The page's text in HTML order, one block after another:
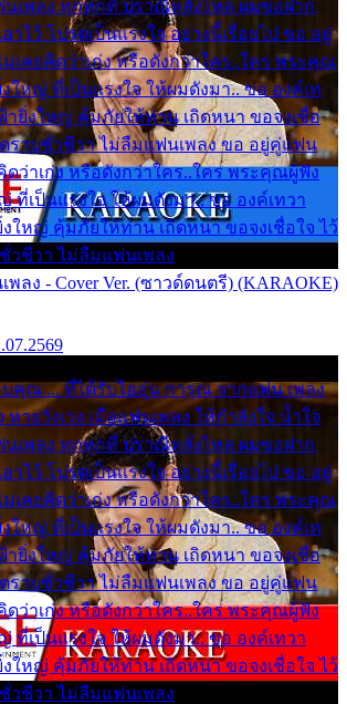
นเพลง ทุกทุกที่ ปราณีหลั่งไหล ผมขอฝาก
าไว้ โปรดเป็นแรงใจ อย่างนี้เรื่อยไป ขอ อยู่
เคยคิดว่าเก่ง หรือดังกว่าใคร..ใคร พระคุณ
ใหญ่ ที่เป็นแรงใจ ให้ผมดังมา.. ขอ องค์เท
ายิ่งใหญ่ คุ้มภัยให้ท่าน เถิดหนา ขอจงเชื่อ
ตราบชั่วชีวา ไม่ลืมแฟนเพลง ขอ อยู่คู่แฟน
ดว่าเก่ง หรือดังกว่าใคร..ใคร พระคุณผู้ฟัง
ที่เป็นแรงใจ ให้ผมดังมา.. ขอ องค์เทวา
ใหญ่ คุ้มภัยให้ท่าน เถิดหนา ขอจงเชื่อใจ ไว้
วชีวา ไม่ลืมแฟนเพลง
ลง - Cover Ver. (ซาวด์ดนตรี) (KARAOKE)
คุณ.... ที่ได้รับไออุ่น การุณ จากแฟน เพลง
ายวังเวง เมื่อแฟนเพลง ให้กำลังใจ น้ำใจ
นเพลง ทุกทุกที่ ปราณีหลั่งไหล ผมขอฝาก
าไว้ โปรดเป็นแรงใจ อย่างนี้เรื่อยไป ขอ อยู่
เคยคิดว่าเก่ง หรือดังกว่าใคร..ใคร พระคุณ
ใหญ่ ที่เป็นแรงใจ ให้ผมดังมา.. ขอ องค์เท
ายิ่งใหญ่ คุ้มภัยให้ท่าน เถิดหนา ขอจงเชื่อ
ตราบชั่วชีวา ไม่ลืมแฟนเพลง ขอ อยู่คู่แฟน
ดว่าเก่ง หรือดังกว่าใคร..ใคร พระคุณผู้ฟัง
ที่เป็นแรงใจ ให้ผมดังมา.. ขอ องค์เทวา
ใหญ่ คุ้มภัยให้ท่าน เถิดหนา ขอจงเชื่อใจ ไว้
วชีวา ไม่ลืมแฟนเพลง